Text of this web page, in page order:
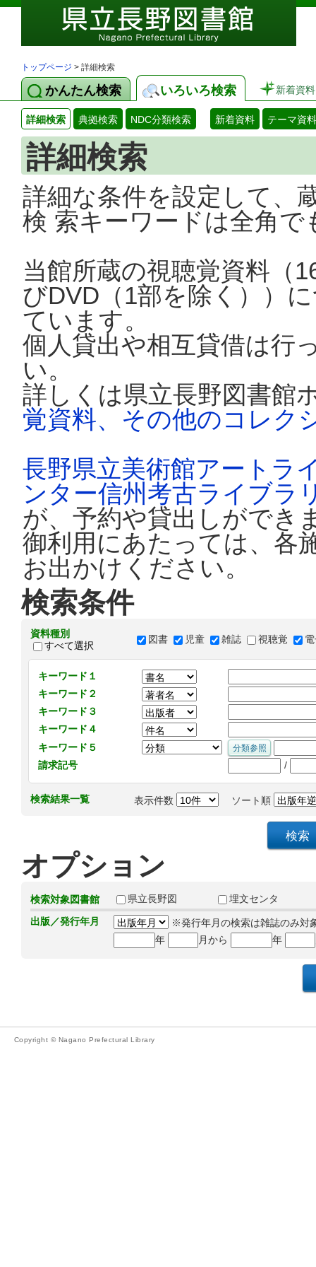
トップページ > 詳細検索
かんたん検索 いろいろ検索 新着資料
詳細検索 典拠検索 NDC分類検索 新着資料 テーマ資料
詳細検索
詳細な条件を設定して、
検 索キーワードは全角
当館所蔵の視聴覚資料（
びDVD（1部を除く））
ています。
個人貸出や相互貸借は行
い。
詳しくは県立長野図書館
覚資料、その他のコレク
長野県立美術館アートラ
ンター信州考古ライブラ
が、予約や貸出しができ
御利用にあたっては、各
お出かけください。
検索条件
資料種別
すべて選択
図書 児童 雑誌 視聴覚
キーワード１
キーワード２
キーワード３
キーワード４
キーワード５
請求記号
/
検索結果一覧 表示件数 ソート順
オプション
検索対象図書館 県立長野図
埋文センタ
出版／発行年月
※発行年月の検索は雑誌のみ対
年
月から 年
Copyright © Nagano Prefectural Library